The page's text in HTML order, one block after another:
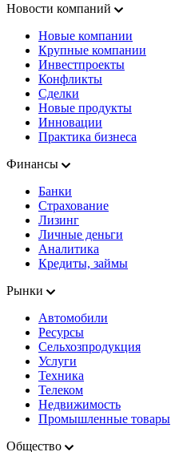
Новости компаний
Новые компании
Крупные компании
Инвестпроекты
Конфликты
Сделки
Новые продукты
Инновации
Практика бизнеса
Финансы
Банки
Страхование
Лизинг
Личные деньги
Аналитика
Кредиты, займы
Рынки
Автомобили
Ресурсы
Сельхозпродукция
Услуги
Техника
Телеком
Недвижимость
Промышленные товары
Общество